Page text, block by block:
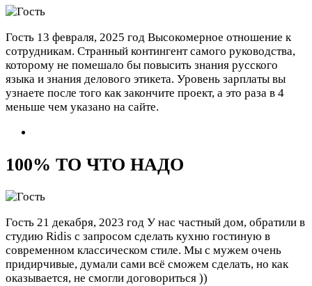
Гость 13 февраля, 2025 год Высокомерное отношение к
сотрудникам. Странный контингент самого руководства,
которому не помешало бы повысить знания русского
языка и знания делового этикета. Уровень зарплаты вы
узнаете после того как закончите проект, а это раза в 4
меньше чем указано на сайте.
100% ТО ЧТО НАДО
Гость 21 декабря, 2023 год У нас частный дом, обратили в
студию Ridis с запросом сделать кухню гостиную в
современном классическом стиле. Мы с мужем очень
придирчивые, думали сами всё сможем сделать, но как
оказывается, не смогли договориться ))